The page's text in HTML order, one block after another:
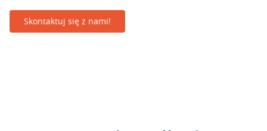
Skontaktuj się z nami!